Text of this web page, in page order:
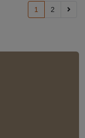
1 2